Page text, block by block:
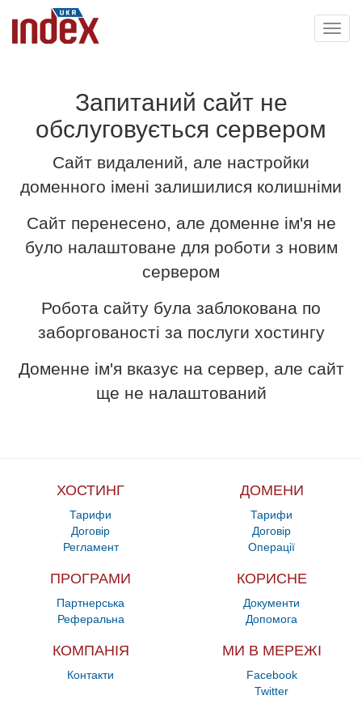
Запитаний сайт не
обслуговується сервером
Сайт видалений, але настройки
доменного імені залишилися колишніми
Сайт перенесено, але доменне ім'я не
було налаштоване для роботи з новим
сервером
Робота сайту була заблокована по
заборгованості за послуги хостингу
Доменне ім'я вказує на сервер, але сайт
ще не налаштований
ХОСТИНГ
Тарифи
Договір
Регламент
ДОМЕНИ
Тарифи
Договір
Операції
ПРОГРАМИ
Партнерська
Реферальна
КОРИСНЕ
Документи
Допомога
КОМПАНІЯ
Контакти
МИ В МЕРЕЖІ
Facebook
Twitter